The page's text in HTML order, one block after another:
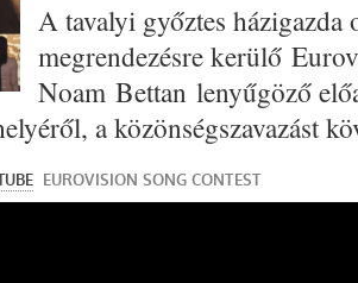
A tavalyi győztes házigazda
megrendezésre kerülő
Noam Bettan lenyűgöző
a közönségszavazást